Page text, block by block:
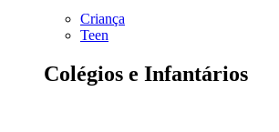
Criança
Teen
Colégios e Infantários